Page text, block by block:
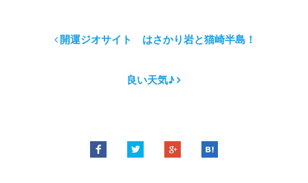
開運ジオサイト はさかり岩と猫崎半島！
良い天気♪